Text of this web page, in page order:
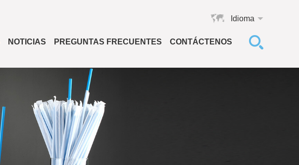
Idioma
NOTICIAS PREGUNTAS FRECUENTES CONTÁCTENOS